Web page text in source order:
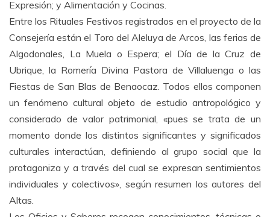
Expresión; y Alimentación y Cocinas.
Entre los Rituales Festivos registrados en el proyecto de la
Consejería están el Toro del Aleluya de Arcos, las ferias de
Algodonales, La Muela o Espera; el Día de la Cruz de
Ubrique, la Romería Divina Pastora de Villaluenga o las
Fiestas de San Blas de Benaocaz. Todos ellos componen
un fenómeno cultural objeto de estudio antropológico y
considerado de valor patrimonial, «pues se trata de un
momento donde los distintos significantes y significados
culturales interactúan, definiendo al grupo social que la
protagoniza y a través del cual se expresan sentimientos
individuales y colectivos», según resumen los autores del
Altas.